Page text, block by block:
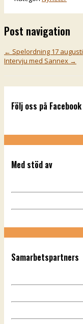
Post navigation
← Spelordning 17 augusti
Intervju med Sannex →
Följ oss på Facebook
Med stöd av
Samarbetspartners